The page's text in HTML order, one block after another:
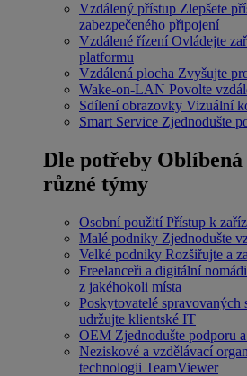
Vzdálený přístup Zlepšete
zabezpečeného připojení
Vzdálené řízení Ovládejte
platformu
Vzdálená plocha Zvyšujte
Wake-on-LAN Povolte
Sdílení obrazovky Vizuální
Smart Service Zjednodušte
Dle potřeby
různé týmy
Osobní použití Přístup k
Malé podniky Zjednodušte
Velké podniky Rozšiřujte a
Freelanceři a digitální nomádi
z jakéhokoli místa
Poskytovatelé spravovaných
udržujte klientské IT
OEM Zjednodušte podporu
Neziskové a vzdělávací
technologii TeamViewer